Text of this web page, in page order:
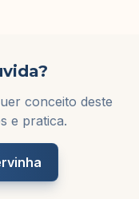
conceito deste
e pratica.